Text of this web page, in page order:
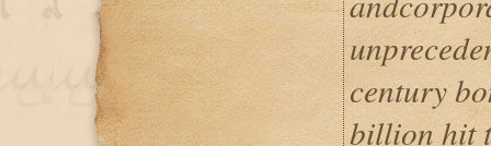
century
billion hit